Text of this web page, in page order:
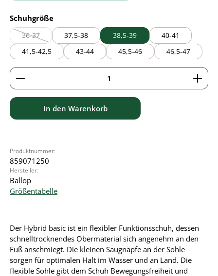
Schuhgrößeauswählen
36-37
(Diese Option ist zurzeit nicht verfügbar.)
37,5-38 38,5-39
40-41
41,5-42,5
43-44 45,5-46 46,5-47
Produkt Anzahl: Gib den gewünschten Wert ein
In den Warenkorb
Produktnummer:
859071250
Hersteller:
Ballop
Größentabelle
Der Hybrid basic ist ein flexibler Funktionsschuh, dessen
schnelltrocknendes Obermaterial sich angenehm an den
Fuß anschmiegt. Die kleinen Saugnäpfe an der Sohle
sorgen für optimalen Halt im Wasser und an Land. Die
flexible Sohle gibt dem Schuh Bewegungsfreiheit und